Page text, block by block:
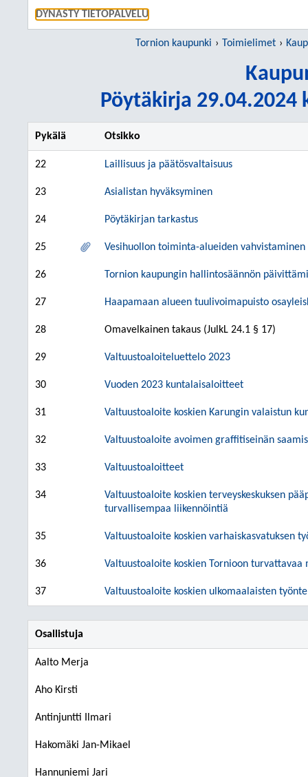
DYNASTY TIETOPALVELU
Tornion kaupunki Toimielimet
Pöytäkirja 29.04.2024
Pykälä Otsikko
22 Laillisuus ja päätösvaltaisuus
23 Asialistan hyväksyminen
24 Pöytäkirjan tarkastus
25 Vesihuollon toiminta-alueiden vahvistaminen
26 Tornion kaupungin hallintosäännön
27 Haapamaan alueen tuulivoimapuisto
28 Omavelkainen takaus (JulkL 24.1 § 17)
29 Valtuustoaloiteluettelo 2023
30 Vuoden 2023 kuntalaisaloitteet
31 Valtuustoaloite koskien Karungin valaistun
32 Valtuustoaloite avoimen graffitiseinän
33 Valtuustoaloitteet
34
Valtuustoaloite koskien terveyskeskuksen
turvallisempaa liikennöintiä
35 Valtuustoaloite koskien varhaiskasvatuksen
36 Valtuustoaloite koskien Tornioon turvattavaa
37 Valtuustoaloite koskien ulkomaalaisten
Osallistuja
Aalto Merja
Aho Kirsti
Antinjuntti Ilmari
Hakomäki Jan-Mikael
Hannuniemi Jari